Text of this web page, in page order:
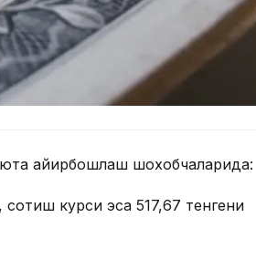
айирбошлаш шохобчаларида:
курси эса 517,67 тенгени